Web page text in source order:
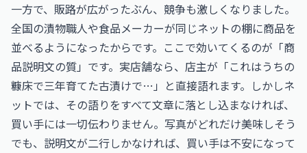
一方で、販路が広がったぶん、競争も激しくなりました。
全国の漬物職人や食品メーカーが同じネットの棚に商品を
並べるようになったからです。ここで効いてくるのが「商
品説明文の質」です。実店舗なら、店主が「これはうちの
糠床で三年育てた古漬けで…」と直接語れます。しかしネ
ットでは、その語りをすべて文章に落とし込まなければ、
買い手には一切伝わりません。写真がどれだけ美味しそう
でも、説明文が二行しかなければ、買い手は不安になって